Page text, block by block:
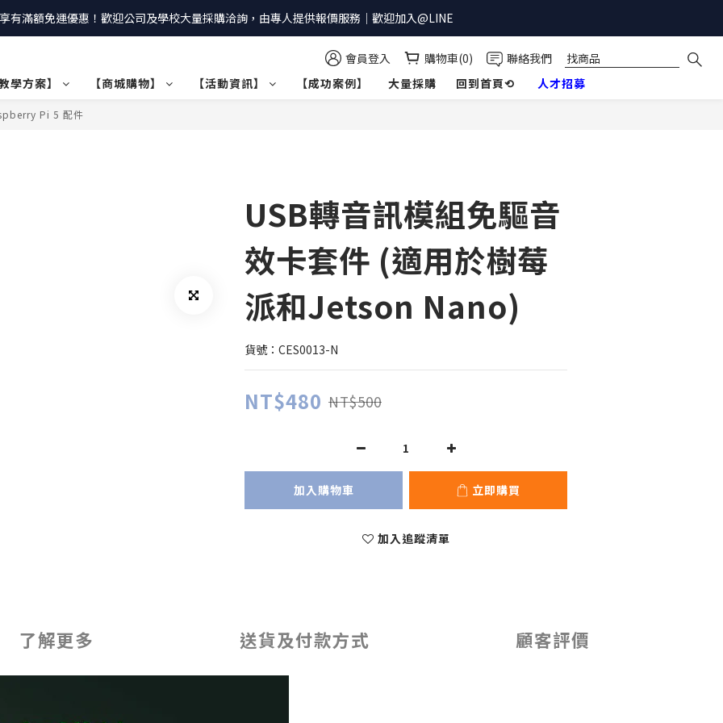
有滿額免運優惠！歡迎公司及學校大量採購洽詢，由專人提供報價服務｜歡迎加入@LINE
會員登入 購物車(0)
聯絡我們
學方案】
【商城購物】 【活動資訊】 【成功案例】 大量採購 回到首頁⟲ 人才招募
Pi 5 配件
USB轉音訊模組免驅音
效卡套件 (適用於樹莓
派和Jetson Nano)
貨號：CES0013-N
NT$480 NT$500
加入購物車 立即購買
加入追蹤清單
了解更多 送貨及付款方式 顧客評價